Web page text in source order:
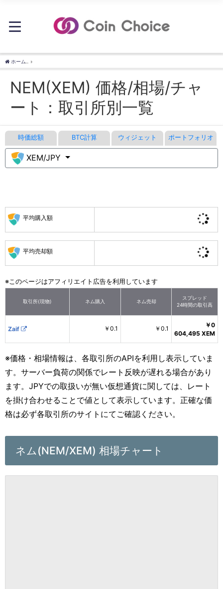
ホーム
NEM(XEM) 価格/相場/チャ
ート：取引所別一覧
時価総額 BTC計算 ウィジェット ポートフォリオ
XEM/JPY
平均購入額
平均売却額
※このページはアフィリエイト広告を利用しています
取引所(現物) ネム購入 ネム売却
スプレッド
24時間の取引高
Zaif ￥0.1 ￥0.1
￥0
604,495 XEM
※価格・相場情報は、各取引所のAPIを利用し表示していま
す。サーバー負荷の関係でレート反映が遅れる場合があり
ます。JPYでの取扱いが無い仮想通貨に関しては、レート
を掛け合わせることで値として表示しています。正確な価
格は必ず各取引所のサイトにてご確認ください。
ネム(NEM/XEM) 相場チャート